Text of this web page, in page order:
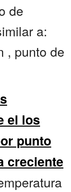
de
a:
, punto de
el los
punto
creciente